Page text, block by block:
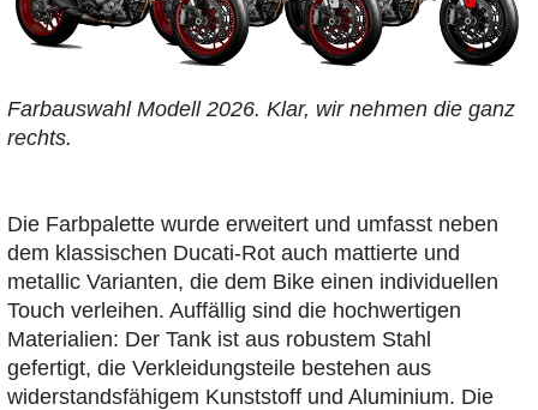
Farbauswahl Modell 2026. Klar, wir nehmen die ganz
rechts.
Die Farbpalette wurde erweitert und umfasst neben
dem klassischen Ducati-Rot auch mattierte und
metallic Varianten, die dem Bike einen individuellen
Touch verleihen. Auffällig sind die hochwertigen
Materialien: Der Tank ist aus robustem Stahl
gefertigt, die Verkleidungsteile bestehen aus
widerstandsfähigem Kunststoff und Aluminium. Die